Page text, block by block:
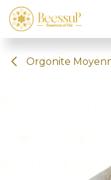
Se rendre au contenu
Orgonite